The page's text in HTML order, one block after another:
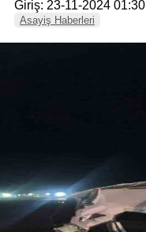
Giriş: 23-11-2024 01:30
Asayiş Haberleri